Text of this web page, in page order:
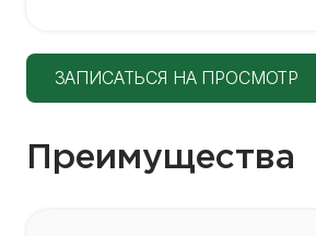
ЗАПИСАТЬСЯ НА ПРОСМОТР
Преимущества